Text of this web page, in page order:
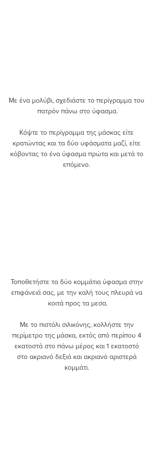
Με ένα μολύβι, σχεδιάστε το περίγραμμα του
πατρόν πάνω στο ύφασμα.
Κόψτε το περίγραμμα της μάσκας είτε
κρατώντας και τα δύο υφάσματα μαζί, είτε
κόβοντας το ένα ύφασμα πρώτα και μετά το
επόμενο.
Τοποθετήστε τα δύο κομμάτια ύφασμα στην
επιφάνειά σας, με την καλή τους πλευρά να
κοιτά προς τα μεσα.
Με το πιστόλι σιλικόνης, κολλήστε την
περίμετρο της μάσκα, εκτός από περίπου 4
εκατοστά στο πάνω μέρος και 1 εκατοστό
στο ακριανό δεξιά και ακριανό αριστερά
κομμάτι.